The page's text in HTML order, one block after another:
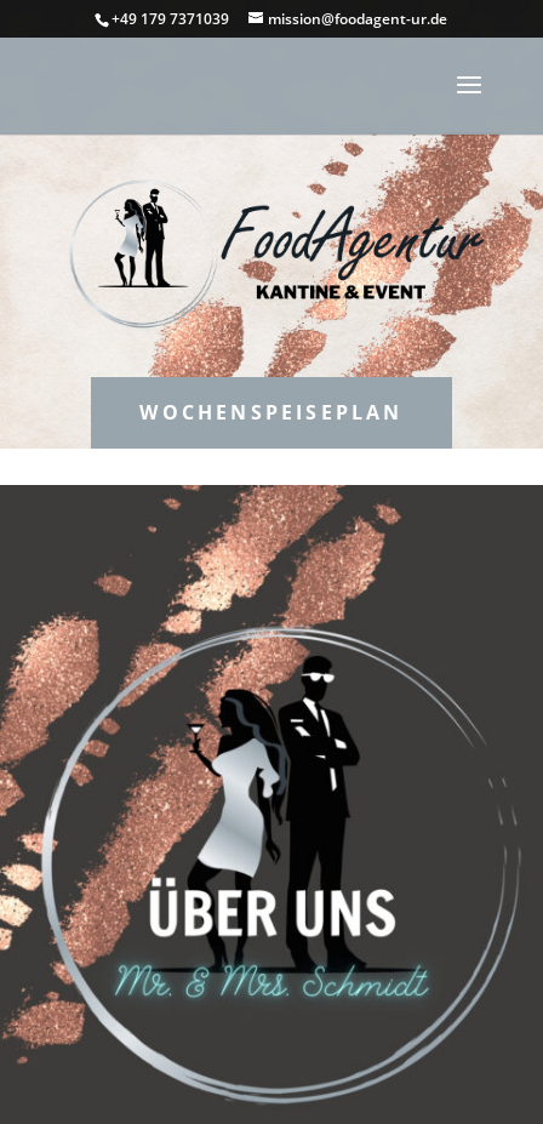
+49 179 7371039 mission@foodagent-ur.de
WOCHENSPEISEPLAN